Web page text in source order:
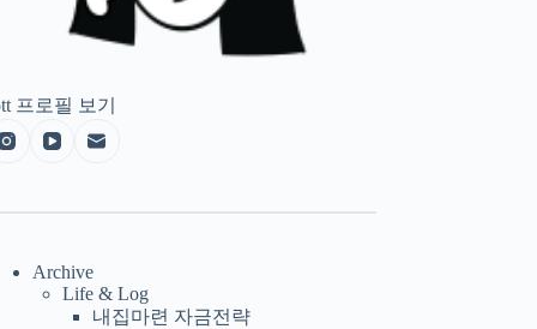
프로필 보기
Archive
Life & Log
내집마련 자금전략